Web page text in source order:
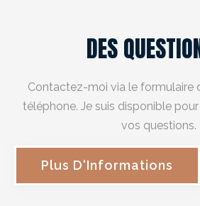
DES
Contactez-moi via le formulaire
téléphone. Je suis disponible
vos questions.
Plus D'Informations